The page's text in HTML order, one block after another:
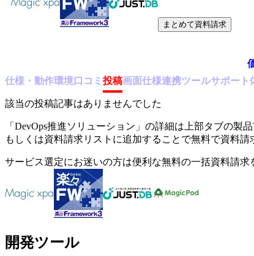
まとめて資料請求
仕様・動作環境口コミ投稿画面仕様連携ツールサポート
該当の投稿記事はありませんでした
「 DevOps推進ソリューション 」の詳細は上部タブの製
もしくは資料請求リストに追加することで無料で資料請
サービス選定にお迷いの方は便利な無料の一括資料請求
開発ツール